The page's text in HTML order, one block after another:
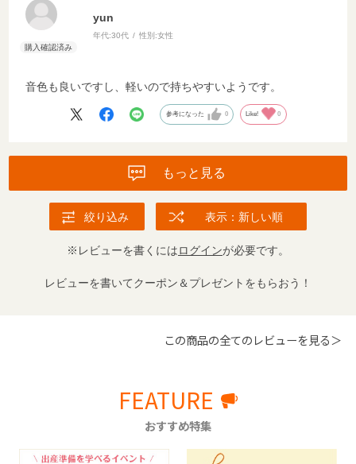
yun
年代:30代 性別:女性
音色も良いですし、軽いので持ちやすいようです。
参考になった 0 Like! 0
もっと見る
絞り込み 表示：新しい順
※レビューを書くにはログインが必要です。
レビューを書いてクーポン＆プレゼントをもらおう！
この商品の全てのレビューを見る＞
FEATURE
おすすめ特集